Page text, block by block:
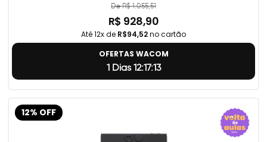
De R$ 1.055,51
R$ 928,90
Até 12x de R$94,52no cartão
OFERTAS WACOM
1 Dias 12:17:12
12% OFF